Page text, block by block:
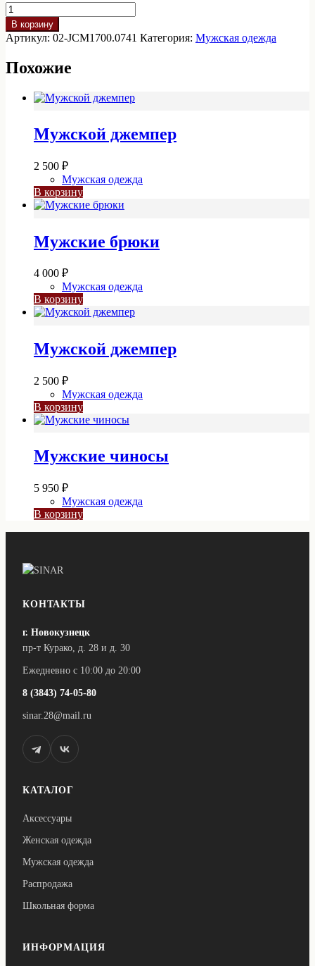
Количество
товара
Пиджак
BERLIN
JCM1700.0741
В корзину
Артикул: 02-JCM1700.0741 Категория: Мужская одежда
Похожие
Мужской джемпер
2 500 ₽
Мужская одежда
В корзину
Мужские брюки
4 000 ₽
Мужская одежда
В корзину
Мужской джемпер
2 500 ₽
Мужская одежда
В корзину
Мужские чиносы
5 950 ₽
Мужская одежда
В корзину
КОНТАКТЫ
г. Новокузнецк
пр-т Курако, д. 28 и д. 30
Ежедневно с 10:00 до 20:00
8 (3843) 74-05-80
sinar.28@mail.ru
КАТАЛОГ
Аксессуары
Женская одежда
Мужская одежда
Распродажа
Школьная форма
ИНФОРМАЦИЯ